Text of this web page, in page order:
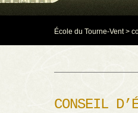
École du Tourne-Vent>
CONSEIL